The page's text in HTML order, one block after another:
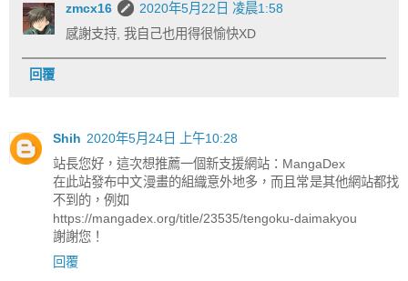
zmcx16
2020年5月22日 凌晨1:58
感謝支持, 我自己也用得很愉快XD
回覆
Shih 2020年5月24日 上午10:28
站長您好，這次想推薦一個新支援網站：MangaDex
在此站發布中文漫畫的組織意外地多，而且常是其他網站都找
不到的，例如
https://mangadex.org/title/23535/tengoku-daimakyou
謝謝您！
回覆